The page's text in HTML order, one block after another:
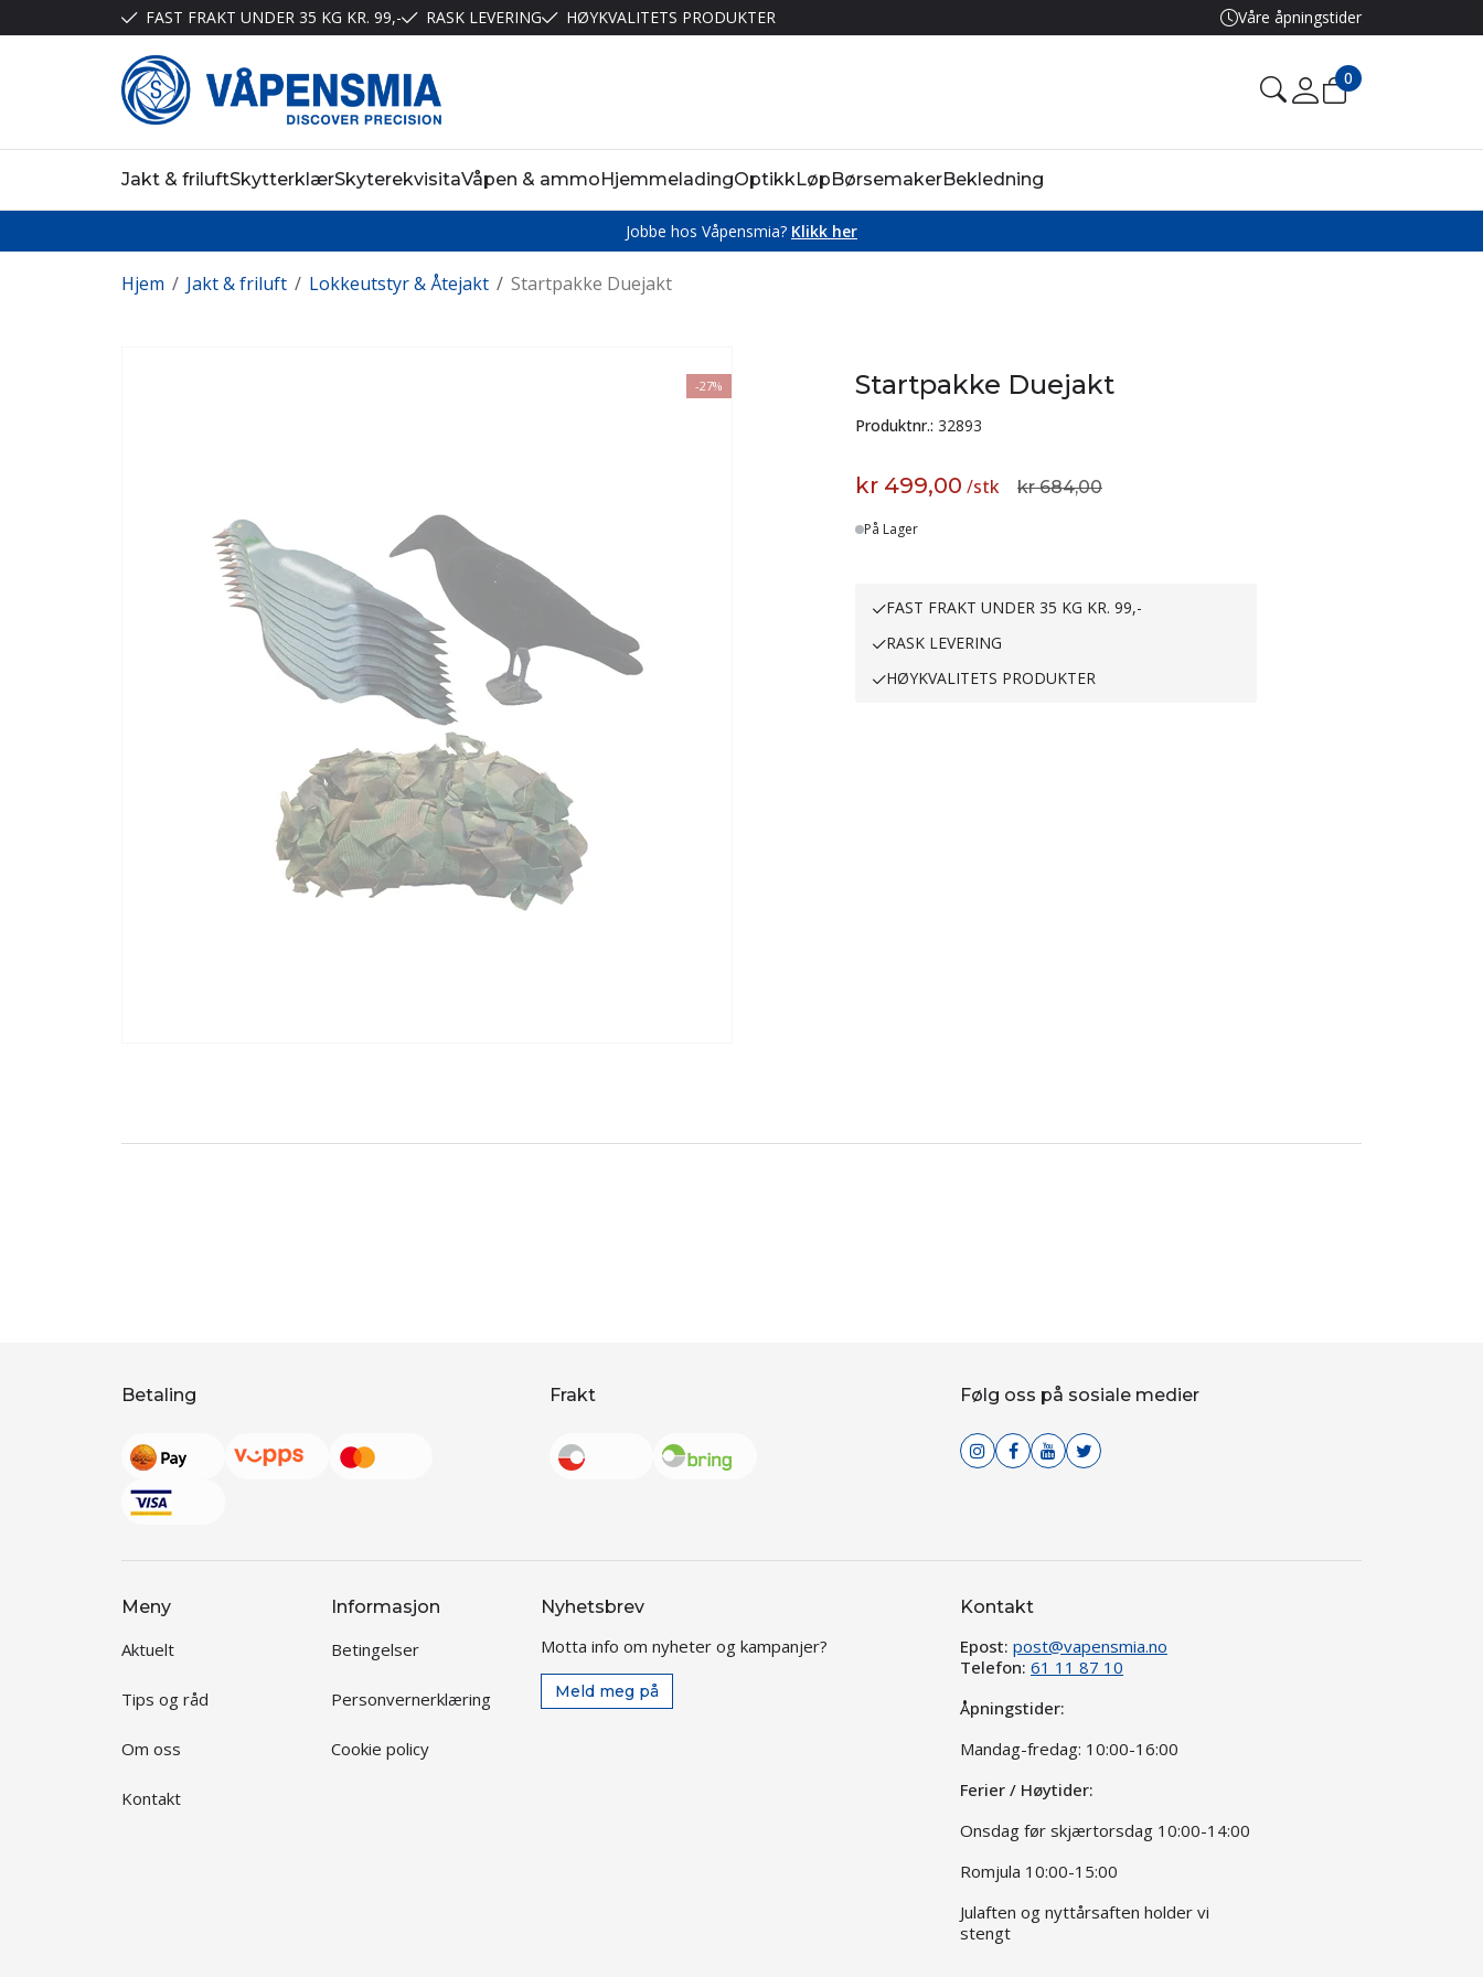
FAST FRAKT UNDER 35 KG KR. 99,- RASK LEVERING HØYKVALITETS PRODUKTER Våre åpningstider
0
Jakt & friluftSkytterklærSkyterekvisitaVåpen & ammoHjemmeladingOptikkLøpBørsemakerBekledning
Jobbe hos Våpensmia? Klikk her
/
Hjem /
Jakt & friluft /
Lokkeutstyr & Åtejakt Startpakke Duejakt
-27% Startpakke Duejakt
Produktnr.: 32893
kr 499,00 /stk kr 684,00
På Lager
FAST FRAKT UNDER 35 KG KR. 99,-
RASK LEVERING
HØYKVALITETS PRODUKTER
Betaling Frakt Følg oss på sosiale medier
Meny
Aktuelt
Tips og råd
Om oss
Kontakt
Informasjon
Betingelser
Personvernerklæring
Cookie policy
Nyhetsbrev
Motta info om nyheter og kampanjer?
Meld meg på
Kontakt
Epost: post@vapensmia.no
Telefon: 61 11 87 10
Åpningstider:
Mandag-fredag: 10:00-16:00
Ferier / Høytider:
Onsdag før skjærtorsdag 10:00-14:00
Romjula 10:00-15:00
Julaften og nyttårsaften holder vi
stengt